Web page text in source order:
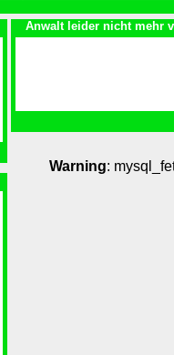
Anwalt leider nicht mehr
Warning: